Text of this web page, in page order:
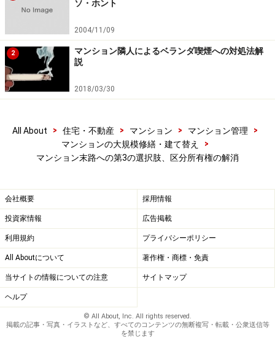
ソ・ホント
2004/11/09
2
マンション隣人によるベランダ喫煙への対処法解
説
2018/03/30
All About > 住宅・不動産 > マンション > マンション管理
>
マンションの大規模修繕・建て替え
>
マンション末路への第3の選択肢、区分所有権の解消
会社概要 採用情報
投資家情報 広告掲載
利用規約 プライバシーポリシー
All Aboutについて 著作権・商標・免責
当サイトの情報についての注意 サイトマップ
ヘルプ
© All About, Inc. All rights reserved.
掲載の記事・写真・イラストなど、すべてのコンテンツの無断複写・転載・公衆送信等
を禁じます